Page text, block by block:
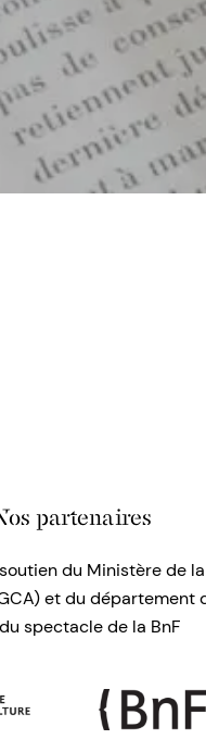
partenaires
du Ministère de la
et du département
spectacle de la BnF